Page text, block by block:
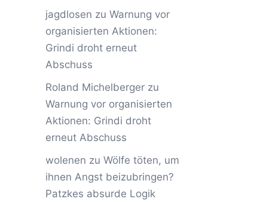
jagdlosen zu Warnung vor
organisierten Aktionen:
Grindi droht erneut
Abschuss
Roland Michelbergerzu
Warnung vor organisierten
Aktionen: Grindi droht
erneut Abschuss
wolenen zu Wölfe töten, um
ihnen Angst beizubringen?
Patzkes absurde Logik